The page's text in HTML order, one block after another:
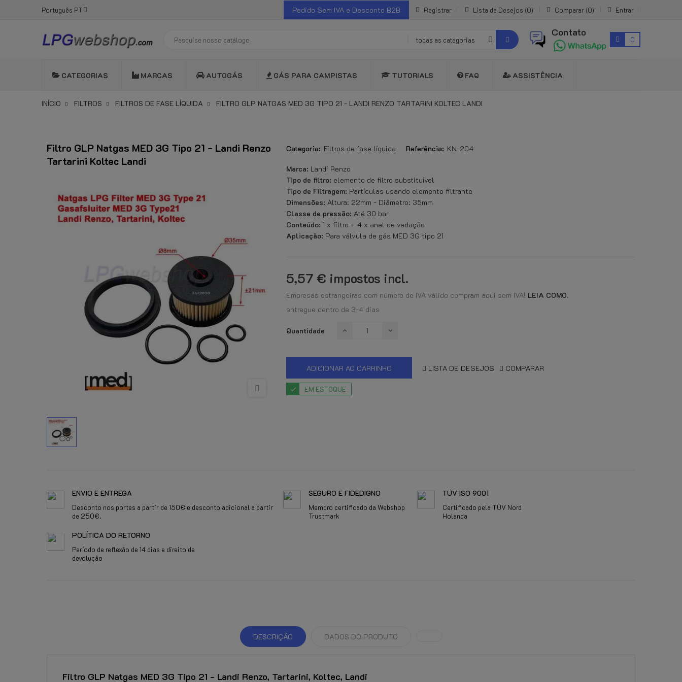
Português PT Pedido Sem IVA e Desconto B2B Registrar Lista de Desejos 0 Comparar 0 Entrar
todas as categorias
Contato
0
CATEGORIAS MARCAS AUTOGÁS GÁS PARA CAMPISTAS TUTORIALS FAQ ASSISTÊNCIA
INÍCIO FILTROS FILTROS DE FASE LÍQUIDA FILTRO GLP NATGAS MED 3G TIPO 21 - LANDI RENZO TARTARINI KOLTEC LANDI
Filtro GLP Natgas MED 3G Tipo 21 - Landi Renzo
Tartarini Koltec Landi
Categoria: Filtros de fase líquida Referência: KN-204
Marca: Landi Renzo
Tipo de filtro: elemento de filtro substituível
Tipo de Filtragem: Partículas usando elemento filtrante
Dimensões: Altura: 22mm - Diâmetro: 35mm
Classe de pressão: Até 30 bar
Conteúdo: 1 x filtro + 4 x anel de vedação
Aplicação: Para válvula de gás MED 3G tipo 21
5,57 € impostos incl.
Empresas estrangeiras com número de IVA válido compram aqui sem IVA! LEIA COMO.
entregue dentro de 3-4 dias
Quantidade
ADICIONAR AO CARRINHO LISTA DE DESEJOS COMPARAR
EM ESTOQUE
ENVIO E ENTREGA
Desconto nos portes a partir de 150€ e desconto adicional a partir
de 250€.
SEGURO E FIDEDIGNO
Membro certificado da Webshop
Trustmark
TÜV ISO 9001
Certificado pela TÜV Nord
Holanda
POLÍTICA DO RETORNO
Período de reflexão de 14 dias e direito de
devolução
DESCRIÇÃO DADOS DO PRODUTO
Filtro GLP Natgas MED 3G Tipo 21 - Landi Renzo, Tartarini, Koltec, Landi